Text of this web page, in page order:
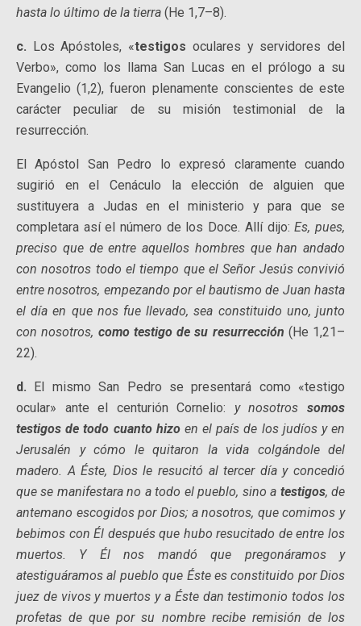
hasta lo último de la tierra (He 1,7–8).
c. Los Apóstoles, «testigos oculares y servidores del
Verbo», como los llama San Lucas en el prólogo a su
Evangelio (1,2), fueron plenamente conscientes de este
carácter peculiar de su misión testimonial de la
resurrección.
El Apóstol San Pedro lo expresó claramente cuando
sugirió en el Cenáculo la elección de alguien que
sustituyera a Judas en el ministerio y para que se
completara así el número de los Doce. Allí dijo:Es, pues,
preciso que de entre aquellos hombres que han andado
con nosotros todo el tiempo que el Señor Jesús convivió
entre nosotros, empezando por el bautismo de Juan hasta
el día en que nos fue llevado, sea constituido uno, junto
con nosotros, como testigo de su resurrección (He 1,21–
22).
d. El mismo San Pedro se presentará como «testigo
ocular» ante el centurión Cornelio: y nosotrossomos
testigos de todo cuanto hizoen el país de los judíos y en
Jerusalén y cómo le quitaron la vida colgándole del
madero. A Éste, Dios le resucitó al tercer día y concedió
que se manifestara no a todo el pueblo, sino a testigos, de
antemano escogidos por Dios; a nosotros, que comimos y
bebimos con Él después que hubo resucitado de entre los
muertos. Y Él nos mandó que pregonáramos y
atestiguáramos al pueblo que Éste es constituido por Dios
juez de vivos y muertos y a Éste dan testimonio todos los
profetas de que por su nombre recibe remisión de los